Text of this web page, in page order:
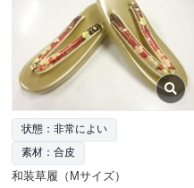
状態：非常によい
素材：合皮
和装草履（Mサイズ）